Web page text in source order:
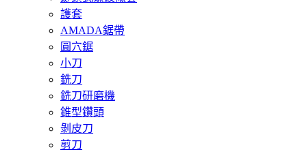
護套
AMADA鋸帶
圓穴鋸
小刀
銑刀
銑刀研磨機
錐型鑽頭
剝皮刀
剪刀